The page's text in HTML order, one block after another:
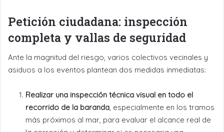
Petición ciudadana: inspección
completa y vallas de seguridad
Ante la magnitud del riesgo, varios colectivos vecinales y
asiduos a los eventos plantean dos medidas inmediatas:
Realizar una inspección técnica visual en todo el
recorrido de la baranda, especialmente en los tramos
más próximos al mar, para evaluar el alcance real de